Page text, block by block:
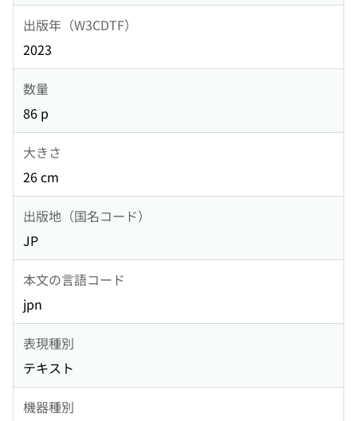
出版年（W3CDTF）
2023
数量
86 p
大きさ
26 cm
出版地（国名コード）
JP
本文の言語コード
jpn
表現種別
テキスト
機器種別